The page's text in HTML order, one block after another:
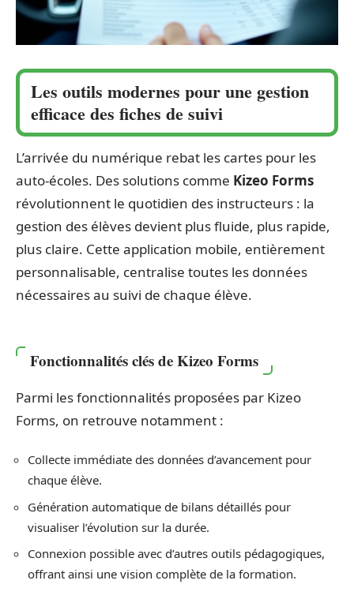
Les outils modernes pour une gestion
efficace des fiches de suivi
L’arrivée du numérique rebat les cartes pour les
auto-écoles. Des solutions comme Kizeo Forms
révolutionnent le quotidien des instructeurs : la
gestion des élèves devient plus fluide, plus rapide,
plus claire. Cette application mobile, entièrement
personnalisable, centralise toutes les données
nécessaires au suivi de chaque élève.
Fonctionnalités clés de Kizeo Forms
Parmi les fonctionnalités proposées par Kizeo
Forms, on retrouve notamment :
Collecte immédiate des données d’avancement pour
chaque élève.
Génération automatique de bilans détaillés pour
visualiser l’évolution sur la durée.
Connexion possible avec d’autres outils pédagogiques,
offrant ainsi une vision complète de la formation.